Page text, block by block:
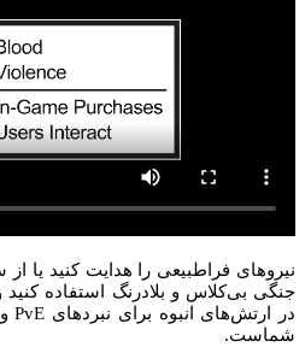
نیروهای فراطبیعی را هدایت کنید یا
جنگی بی‌کلاس و بلادرنگ استفاده کنید
شماست.